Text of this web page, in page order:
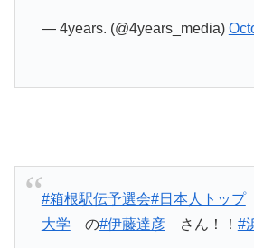
— 4years. (@4years_media)
#箱根駅伝予選会#日本人トップ
大学 の#伊藤達彦さん！！ #